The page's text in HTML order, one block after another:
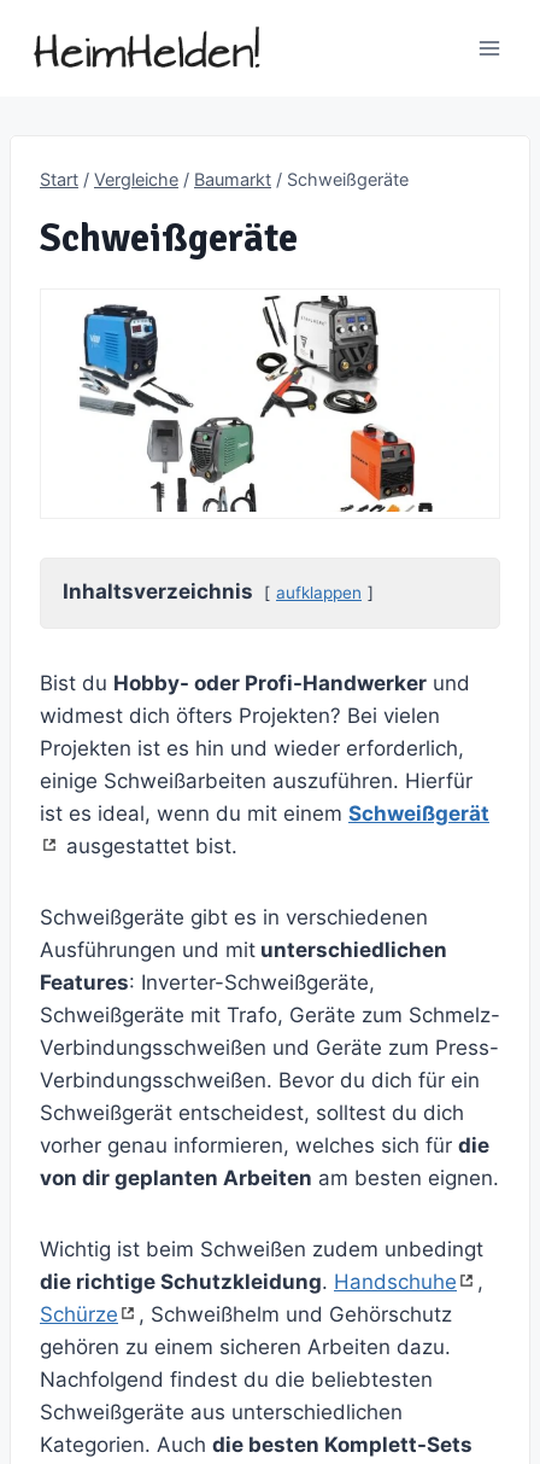
Inhalt
Start / Vergleiche / Baumarkt / Schweißgeräte
Schweißgeräte
Inhaltsverzeichnis aufklappen
Bist du Hobby- oder Profi-Handwerker und
widmest dich öfters Projekten? Bei vielen
Projekten ist es hin und wieder erforderlich,
einige Schweißarbeiten auszuführen. Hierfür
ist es ideal, wenn du mit einem Schweißgerät
ausgestattet bist.
Schweißgeräte gibt es in verschiedenen
Ausführungen und mit unterschiedlichen
Features: Inverter-Schweißgeräte,
Schweißgeräte mit Trafo, Geräte zum Schmelz-
Verbindungsschweißen und Geräte zum Press-
Verbindungsschweißen. Bevor du dich für ein
Schweißgerät entscheidest, solltest du dich
vorher genau informieren, welches sich für die
von dir geplanten Arbeiten am besten eignen.
Wichtig ist beim Schweißen zudem unbedingt
die richtige Schutzkleidung. Handschuhe
,
Schürze
, Schweißhelm und Gehörschutz
gehören zu einem sicheren Arbeiten dazu.
Nachfolgend findest du die beliebtesten
Schweißgeräte aus unterschiedlichen
Kategorien. Auch die besten Komplett-Sets